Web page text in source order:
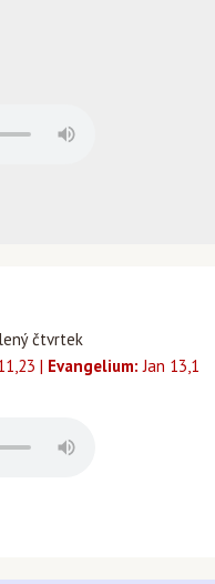
čtvrtek
| Evangelium: Jan 13,1